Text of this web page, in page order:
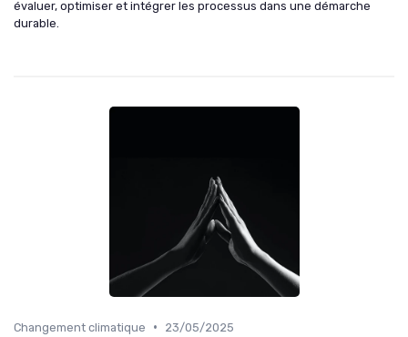
évaluer, optimiser et intégrer les processus dans une démarche
durable.
Changement climatique • 23/05/2025